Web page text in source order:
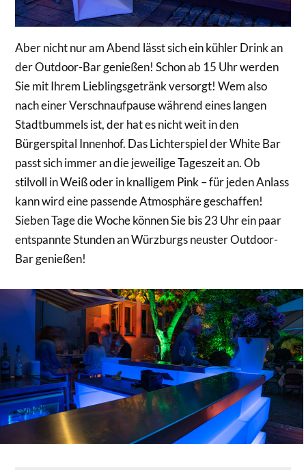
Aber nicht nur am Abend lässt sich ein kühler Drink an
der Outdoor-Bar genießen! Schon ab 15 Uhr werden
Sie mit Ihrem Lieblingsgetränk versorgt! Wem also
nach einer Verschnaufpause während eines langen
Stadtbummels ist, der hat es nicht weit in den
Bürgerspital Innenhof. Das Lichterspiel der White Bar
passt sich immer an die jeweilige Tageszeit an. Ob
stilvoll in Weiß oder in knalligem Pink – für jeden Anlass
kann wird eine passende Atmosphäre geschaffen!
Sieben Tage die Woche können Sie bis 23 Uhr ein paar
entspannte Stunden an Würzburgs neuster Outdoor-
Bar genießen!